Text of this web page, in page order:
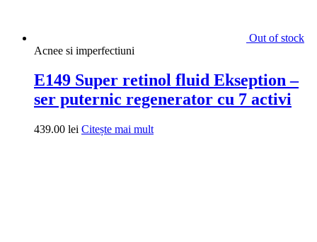
Out of stock
Acnee si imperfectiuni
E149 Super retinol fluid Ekseption –
ser puternic regenerator cu 7 activi
439.00 lei Citește mai mult